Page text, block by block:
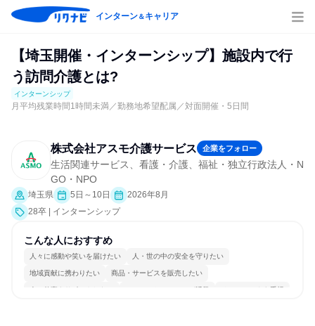
インターン＆キャリア
【埼玉開催・インターンシップ】施設内で行
う訪問介護とは?
インターンシップ
月平均残業時間1時間未満／勤務地希望配属／対面開催・5日間
株式会社アスモ介護サービス 企業をフォロー
生活関連サービス、看護・介護、福祉・独立行政法人・N
GO・NPO
埼玉県 5日～10日
2026年8月
28卒 | インターンシップ
こんな人におすすめ
人々に感動や笑いを届けたい 人・世の中の安全を守りたい
地域貢献に携わりたい 商品・サービスを販売したい
人の仕事をサポートしたい コミュニケーションが活発 チームワークを重視